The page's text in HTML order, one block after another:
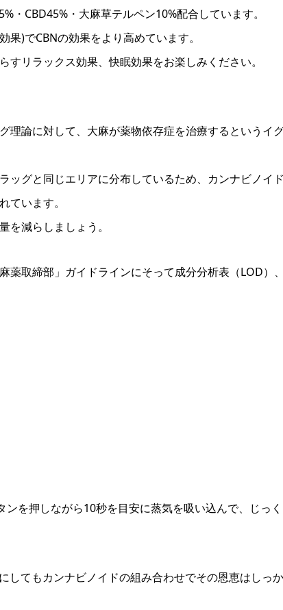
・CBD45%・大麻草テルペン10%配合しています。
)でCBNの効果をより高めています。
リラックス効果、快眠効果をお楽しみください。
理論に対して、大麻が薬物依存症を治療するというイ
ッグと同じエリアに分布しているため、カンナビノイド
ています。
を減らしましょう。
取締部」ガイドラインにそって成分分析表（LOD）、
を押しながら10秒を目安に蒸気を吸い込んで、じっく
してもカンナビノイドの組み合わせでその恩恵はしっか